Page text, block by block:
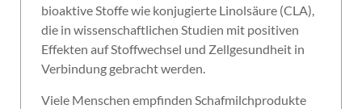
bioaktive Stoffe wie konjugierte Linolsäure (CLA),
die in wissenschaftlichen Studien mit positiven
Effekten auf Stoffwechsel und Zellgesundheit in
Verbindung gebracht werden.
Viele Menschen empfinden Schafmilchprodukte